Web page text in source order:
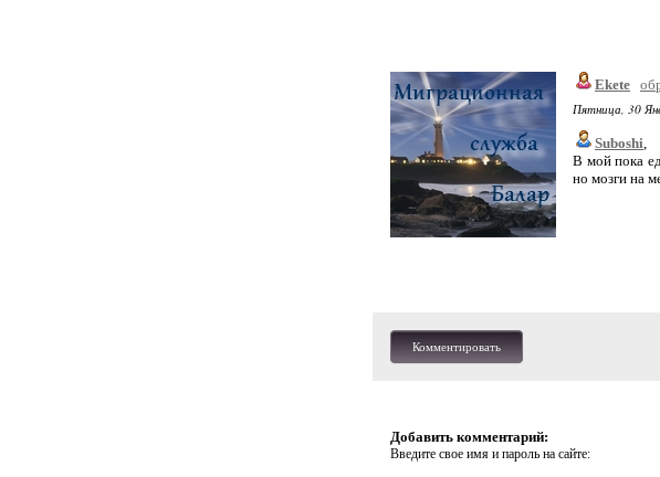
Ekete
Пятница, 30
Suboshi,
В мой пока
но мозги на
Комментировать
Добавить комментарий:
Введите свое имя и пароль на сайте: